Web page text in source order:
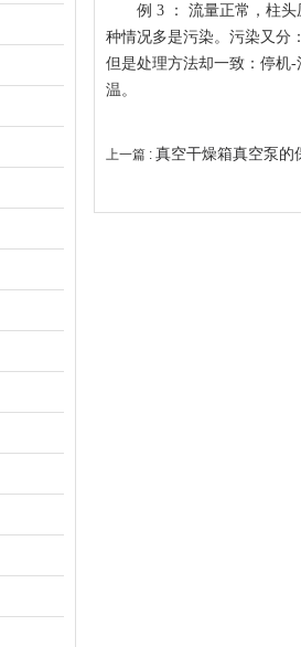
例 3 ： 流量正常，柱头
种情况多是污染。污染又分
但是处理方法却一致：停机
温。
上一篇 : 真空干燥箱真空泵的